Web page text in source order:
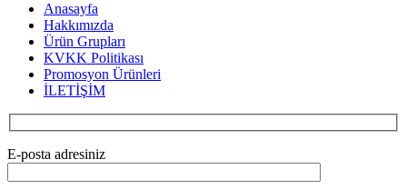
Anasayfa
Hakkımızda
Ürün Grupları
KVKK Politikası
Promosyon Ürünleri
İLETİŞİM
E-posta adresiniz